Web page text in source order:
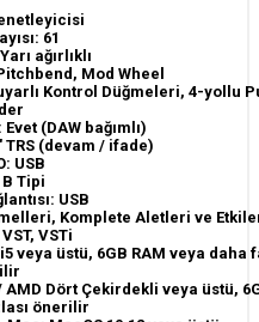
61
ağırlıklı
Mod Wheel
Kontrol Düğmeleri, 4-yollu
(DAW bağımlı)
(devam / ifade)
USB
B Tipi
USB
Komplete Aletleri ve
VSTi
veya üstü, 6GB RAM veya daha
Dört Çekirdekli veya üstü,
önerilir